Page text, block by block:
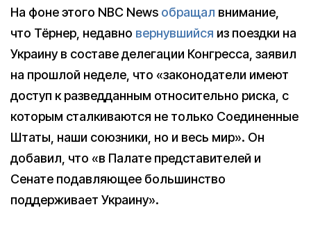
На фоне этого NBC News обращал внимание,
что Тёрнер, недавно вернувшийся из поездки на
Украину в составе делегации Конгресса, заявил
на прошлой неделе, что «законодатели имеют
доступ к разведданным относительно риска, с
которым сталкиваются не только Соединенные
Штаты, наши союзники, но и весь мир». Он
добавил, что «в Палате представителей и
Сенате подавляющее большинство
поддерживает Украину».